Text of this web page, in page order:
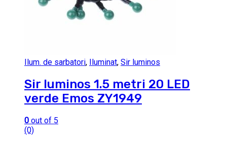
Ilum. de sarbatori, Iluminat, Sir luminos
Sir luminos 1.5 metri 20 LED
verde Emos ZY1949
0 out of 5
(0)